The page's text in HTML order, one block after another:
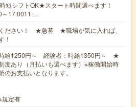
短シフトOK★スタート時間選べます！
～17:0011:…
ださい！ ★急募 ★職場が気に入れば、
！
給1250円～ 経験者：時給1350円～ ★
度あり（月払いも選べます）※稼働開始時
のお支払いとなります。
規定有